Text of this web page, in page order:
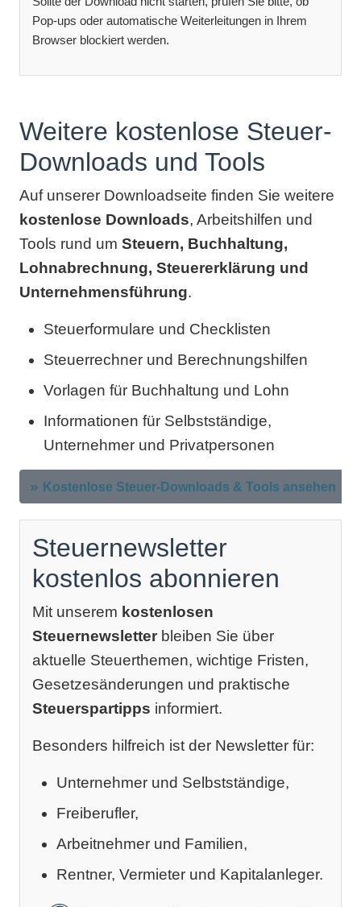
Pop-ups oder automatische Weiterleitungen in Ihrem
Browser blockiert werden.
Weitere kostenlose Steuer-
Downloads und Tools
Auf unserer Downloadseite finden Sie weitere
kostenlose Downloads, Arbeitshilfen und
Tools rund um Steuern, Buchhaltung,
Lohnabrechnung, Steuererklärung und
Unternehmensführung.
Steuerformulare und Checklisten
Steuerrechner und Berechnungshilfen
Vorlagen für Buchhaltung und Lohn
Informationen für Selbstständige,
Unternehmer und Privatpersonen
Kostenlose Steuer-Downloads & Tools ansehen
Steuernewsletter
kostenlos abonnieren
Mit unserem kostenlosen
Steuernewsletter bleiben Sie über
aktuelle Steuerthemen, wichtige Fristen,
Gesetzesänderungen und praktische
Steuerspartipps informiert.
Besonders hilfreich ist der Newsletter für:
Unternehmer und Selbstständige,
Freiberufler,
Arbeitnehmer und Familien,
Rentner, Vermieter und Kapitalanleger.